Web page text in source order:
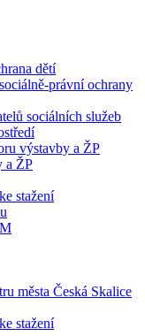
dětí
právní ochrany
sociálních služeb
výstavby a ŽP
a ŽP
stažení
města Česká Skalice
stažení